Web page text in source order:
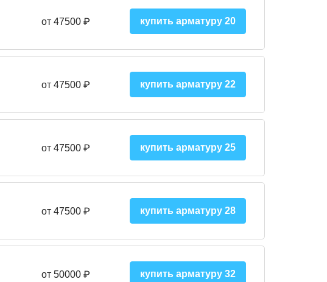
от 47500 ₽ купить арматуру 20
от 47500 ₽ купить арматуру 22
от 47500₽ купить арматуру 25
от 47500₽ купить арматуру 28
от 50000₽ купить арматуру 32